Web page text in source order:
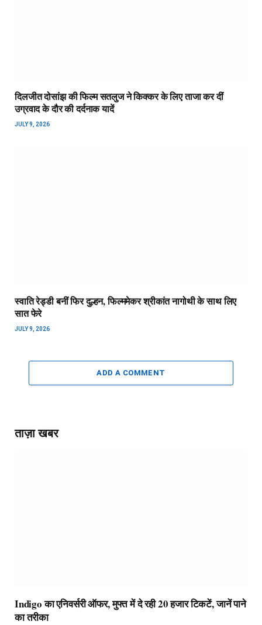
दिलजीत दोसांझ की फिल्म सतलुज ने किक्कर के लिए ताजा कर दीं
उग्रवाद के दौर की दर्दनाक यादें
JULY 9, 2026
स्वाति रेड्डी बनीं फिर दुल्हन, फिल्ममेकर श्रीकांत नागोथी के साथ लिए
सात फेरे
JULY 9, 2026
ADD A COMMENT
ताज़ा खबर
Indigo का एनिवर्सरी ऑफर, मुफ्त में दे रही 20 हजार टिकटें, जानें पाने
का तरीका